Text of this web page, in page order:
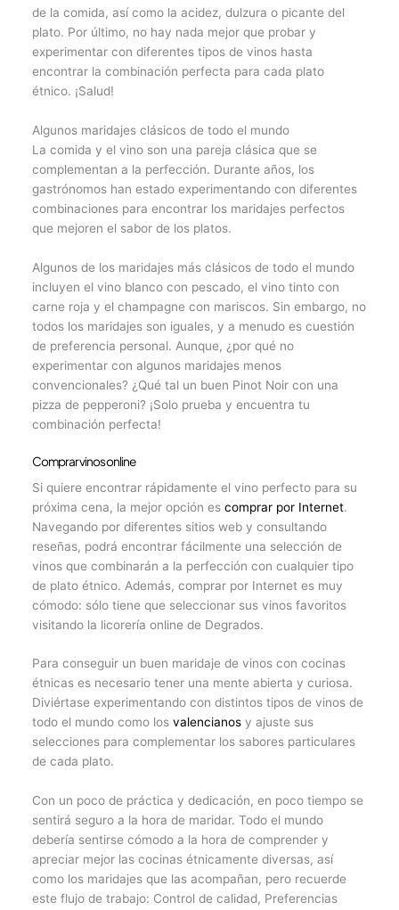
de la comida, así como la acidez, dulzura o picante del
plato. Por último, no hay nada mejor que probar y
experimentar con diferentes tipos de vinos hasta
encontrar la combinación perfecta para cada plato
étnico. ¡Salud!
Algunos maridajes clásicos de todo el mundo
La comida y el vino son una pareja clásica que se
complementan a la perfección. Durante años, los
gastrónomos han estado experimentando con diferentes
combinaciones para encontrar los maridajes perfectos
que mejoren el sabor de los platos.
Algunos de los maridajes más clásicos de todo el mundo
incluyen el vino blanco con pescado, el vino tinto con
carne roja y el champagne con mariscos. Sin embargo, no
todos los maridajes son iguales, y a menudo es cuestión
de preferencia personal. Aunque, ¿por qué no
experimentar con algunos maridajes menos
convencionales? ¿Qué tal un buen Pinot Noir con una
pizza de pepperoni? ¡Solo prueba y encuentra tu
combinación perfecta!
Comprar vinos online
Si quiere encontrar rápidamente el vino perfecto para su
próxima cena, la mejor opción escomprar por Internet.
Navegando por diferentes sitios web y consultando
reseñas, podrá encontrar fácilmente una selección de
vinos que combinarán a la perfección con cualquier tipo
de plato étnico. Además, comprar por Internet es muy
cómodo: sólo tiene que seleccionar sus vinos favoritos
visitando la licorería online de Degrados.
Para conseguir un buen maridaje de vinos con cocinas
étnicas es necesario tener una mente abierta y curiosa.
Diviértase experimentando con distintos tipos de vinos de
todo el mundo como losvalencianos y ajuste sus
selecciones para complementar los sabores particulares
de cada plato.
Con un poco de práctica y dedicación, en poco tiempo se
sentirá seguro a la hora de maridar. Todo el mundo
debería sentirse cómodo a la hora de comprender y
apreciar mejor las cocinas étnicamente diversas, así
como los maridajes que las acompañan, pero recuerde
este flujo de trabajo: Control de calidad, Preferencias